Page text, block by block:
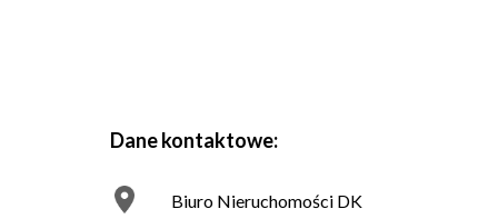
Dane kontaktowe:
Biuro Nieruchomości DK